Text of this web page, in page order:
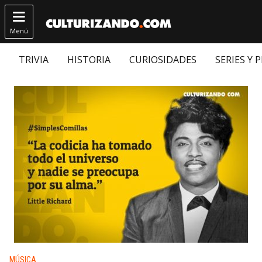

Menú
TRIVIA HISTORIA CURIOSIDADES SERIES Y
Publicado en:
MÚSICA